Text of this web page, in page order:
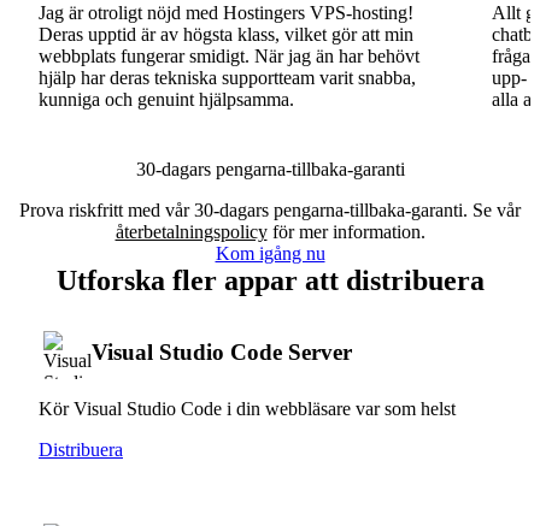
Jag är otroligt nöjd med Hostingers VPS-hosting!
Deras upptid är av högsta klass, vilket gör att min
webbplats fungerar smidigt. När jag än har behövt
hjälp har deras tekniska supportteam varit snabba,
kunniga och genuint hjälpsamma.
Allt
fråga.
upp-
alla
30-dagars pengarna-tillbaka-garanti
Prova riskfritt med vår 30-dagars pengarna-tillbaka-garanti. Se vår
återbetalningspolicyför mer information.
Kom igång nu
Utforska fler appar att distribuera
Visual Studio Code Server
Kör Visual Studio Code i din webbläsare var som helst
Distribuera